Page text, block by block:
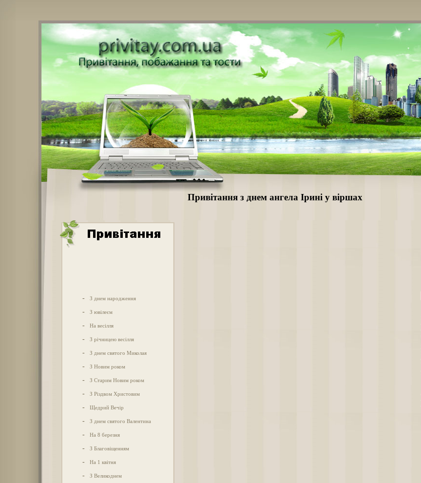
Привітання з днем ангела Ірині у віршах
- З днем народження
- З ювілеєм
- На весілля
- З річницею весілля
- З днем святого Миколая
- З Новим роком
- З Старим Новим роком
- З Різдвом Христовим
- Щедрий Вечір
- З днем святого Валентина
- На 8 березня
- З Благовіщенням
- На 1 квітня
- З Великоднем